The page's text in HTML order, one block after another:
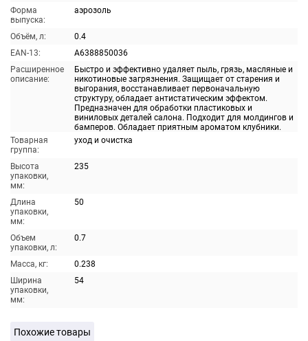
Форма
выпуска:
аэрозоль
Объём, л:
0.4
EAN-13:
A6388850036
Расширенное
описание:
Быстро и эффективно удаляет пыль, грязь, масляные и
никотиновые загрязнения. Защищает от старения и
выгорания, восстанавливает первоначальную
структуру, обладает антистатическим эффектом.
Предназначен для обработки пластиковых и
виниловых деталей салона. Подходит для молдингов и
бамперов. Обладает приятным ароматом клубники.
Товарная
группа:
уход и очистка
Высота
упаковки,
мм:
235
Длина
упаковки,
мм:
50
Объем
упаковки, л:
0.7
Масса, кг:
0.238
Ширина
упаковки,
мм:
54
Похожие товары